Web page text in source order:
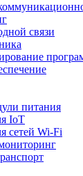
связи
питания
IoT
сетей Wi-Fi